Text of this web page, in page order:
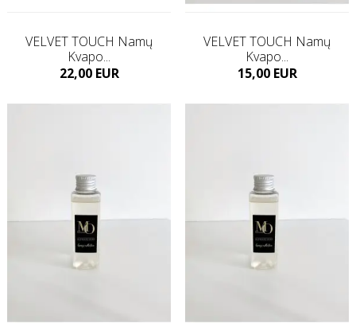
VELVET TOUCH Namų
Kvapo...
Kaina
22,00 EUR
VELVET TOUCH Namų
Kvapo...
Kaina
15,00 EUR